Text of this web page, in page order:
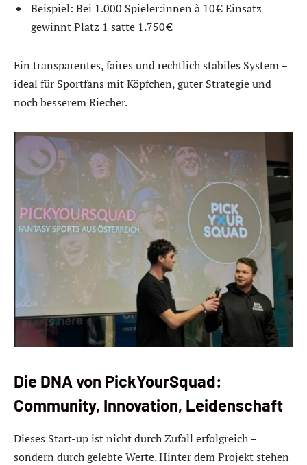
Beispiel: Bei 1.000 Spieler:innen à 10 € Einsatz
gewinnt Platz 1 satte 1.750 €
Ein transparentes, faires und rechtlich stabiles System –
ideal für Sportfans mit Köpfchen, guter Strategie und
noch besserem Riecher.
Die DNA von PickYourSquad:
Community, Innovation, Leidenschaft
Dieses Start-up ist nicht durch Zufall erfolgreich –
sondern durch gelebte Werte. Hinter dem Projekt stehen